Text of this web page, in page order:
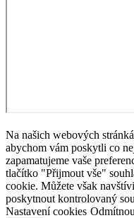
Na našich webových
abychom vám poskytli co
zapamatujeme vaše
tlačítko "Přijmout vše"
cookie. Můžete však
poskytnout kontrolovaný
Nastavení cookies